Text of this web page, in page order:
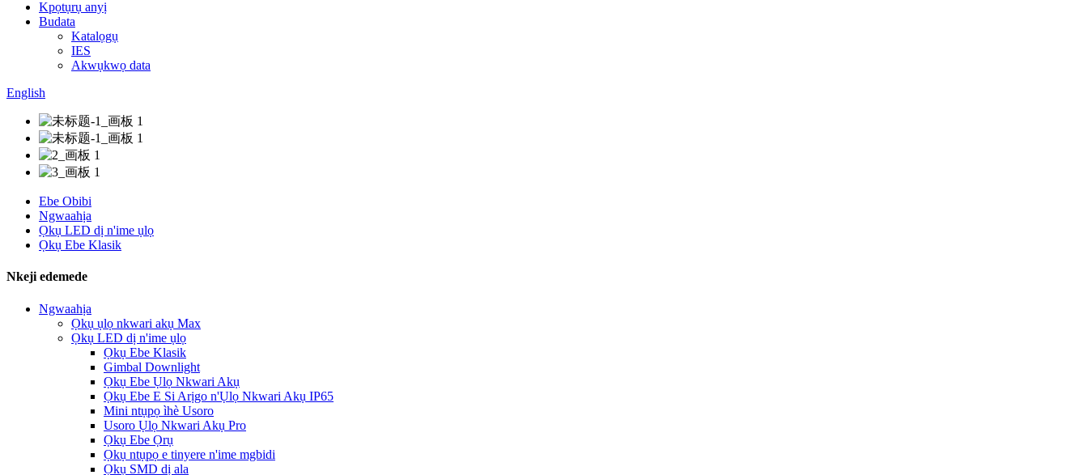
Kpọtụrụ anyị
Budata
Katalọgụ
IES
Akwụkwọ data
English
Ebe Obibi
Ngwaahịa
Ọkụ LED dị n'ime ụlọ
Ọkụ Ebe Klasik
Nkeji edemede
Ngwaahịa
Ọkụ ụlọ nkwari akụ Max
Ọkụ LED dị n'ime ụlọ
Ọkụ Ebe Klasik
Gimbal Downlight
Ọkụ Ebe Ụlọ Nkwari Akụ
Ọkụ Ebe E Si Arịgo n'Ụlọ Nkwari Akụ IP65
Mini ntụpọ ìhè Usoro
Usoro Ụlọ Nkwari Akụ Pro
Ọkụ Ebe Ọrụ
Ọkụ ntụpọ e tinyere n'ime mgbidi
Ọkụ SMD dị ala